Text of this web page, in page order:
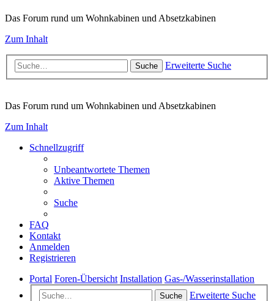
Das Forum rund um Wohnkabinen und Absetzkabinen
Zum Inhalt
Suche Erweiterte Suche
Das Forum rund um Wohnkabinen und Absetzkabinen
Zum Inhalt
Schnellzugriff
Unbeantwortete Themen
Aktive Themen
Suche
FAQ
Kontakt
Anmelden
Registrieren
Portal Foren-Übersicht Installation Gas-/Wasserinstallation
Suche
Erweiterte Suche